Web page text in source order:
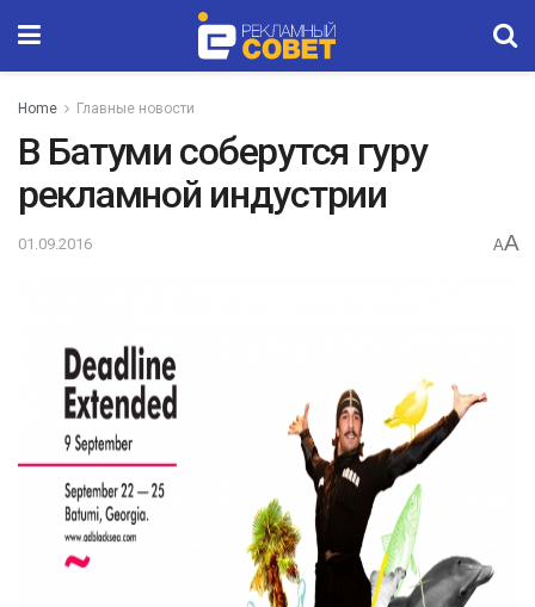
Home Главные новости
В Батуми соберутся гуру
рекламной индустрии
01.09.2016 AA